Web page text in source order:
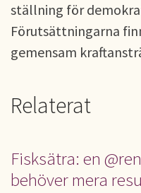
ställning för
Förutsättningarna
gemensam
Relaterat
Fisksätra: en
behöver mera